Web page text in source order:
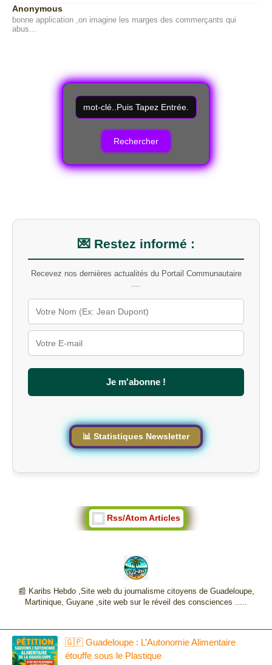
Anonymous
bonne application ,on imagine les marges des commerçants qui
abus…
R
e
c
m
o
t
-
l
é
u
r
l
e
💌 Restez informé :
Recevez nos dernières actualités du Portail Communautaire
....
Je m'abonne !
📊 Statistiques Newsletter
Rss/Atom Articles
📰 Karibs Hebdo ,Site web du journalisme citoyens de Guadeloupe,
Martinique, Guyane ,site web sur le réveil des consciences .....
🇬🇵 Guadeloupe : L’Autonomie Alimentaire
étouffe sous le Plastique